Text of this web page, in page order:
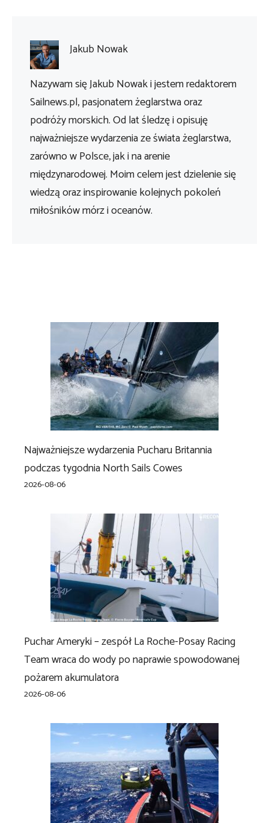
Jakub Nowak
Nazywam się Jakub Nowak i jestem redaktorem
Sailnews.pl, pasjonatem żeglarstwa oraz
podróży morskich. Od lat śledzę i opisuję
najważniejsze wydarzenia ze świata żeglarstwa,
zarówno w Polsce, jak i na arenie
międzynarodowej. Moim celem jest dzielenie się
wiedzą oraz inspirowanie kolejnych pokoleń
miłośników mórz i oceanów.
Najważniejsze wydarzenia Pucharu Britannia
podczas tygodnia North Sails Cowes
2026-08-06
Puchar Ameryki – zespół La Roche-Posay Racing
Team wraca do wody po naprawie spowodowanej
pożarem akumulatora
2026-08-06